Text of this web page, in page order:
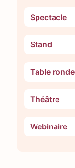
Spectacle
Stand
Table ronde
Théâtre
Webinaire